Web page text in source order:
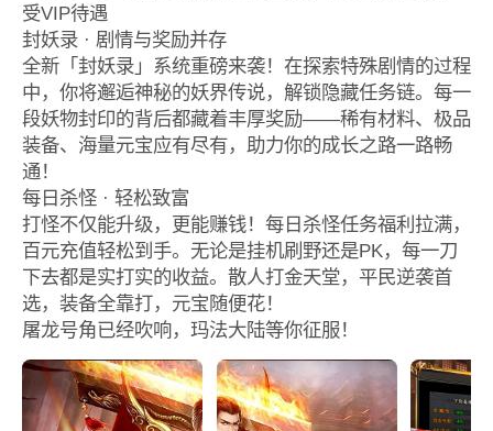
受VIP待遇
封妖录 · 剧情与奖励并存
全新「封妖录」系统重磅来袭！在探索特殊剧情的过程
中，你将邂逅神秘的妖界传说，解锁隐藏任务链。每一
段妖物封印的背后都藏着丰厚奖励——稀有材料、极品
装备、海量元宝应有尽有，助力你的成长之路一路畅
通！
每日杀怪 · 轻松致富
打怪不仅能升级，更能赚钱！每日杀怪任务福利拉满，
百元充值轻松到手。无论是挂机刷野还是PK，每一刀
下去都是实打实的收益。散人打金天堂，平民逆袭首
选，装备全靠打，元宝随便花！
屠龙号角已经吹响，玛法大陆等你征服！